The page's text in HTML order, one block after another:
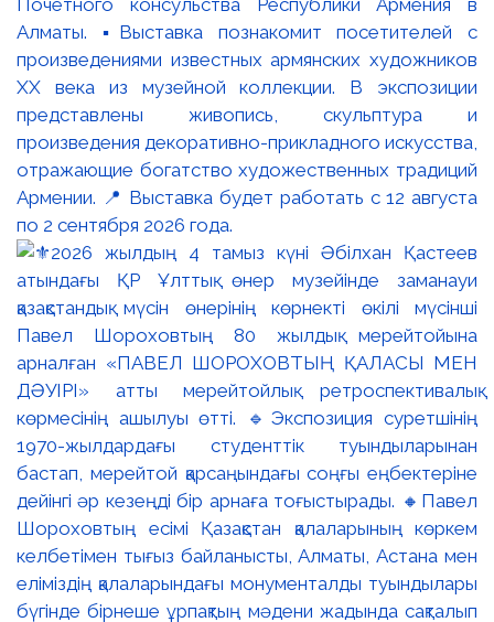
Алматы. ▪️Выставка познакомит посетителей с
произведениями известных армянских художников
XX века из музейной коллекции. В экспозиции
представлены живопись, скульптура и
произведения декоративно-прикладного искусства,
отражающие богатство художественных традиций
Армении. 📍 Выставка будет работать с 12 августа
по 2 сентября 2026 года.